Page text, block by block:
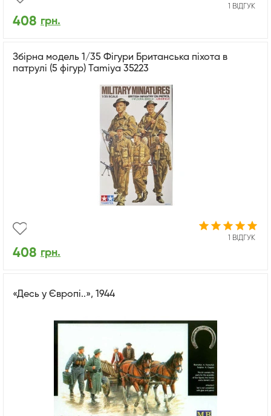
1 ВІДГУК
408 грн.
Збірна модель 1/35 Фігури Британська піхота в
патрулі (5 фігур) Tamiya 35223
1 ВІДГУК
408 грн.
«Десь у Європі..», 1944